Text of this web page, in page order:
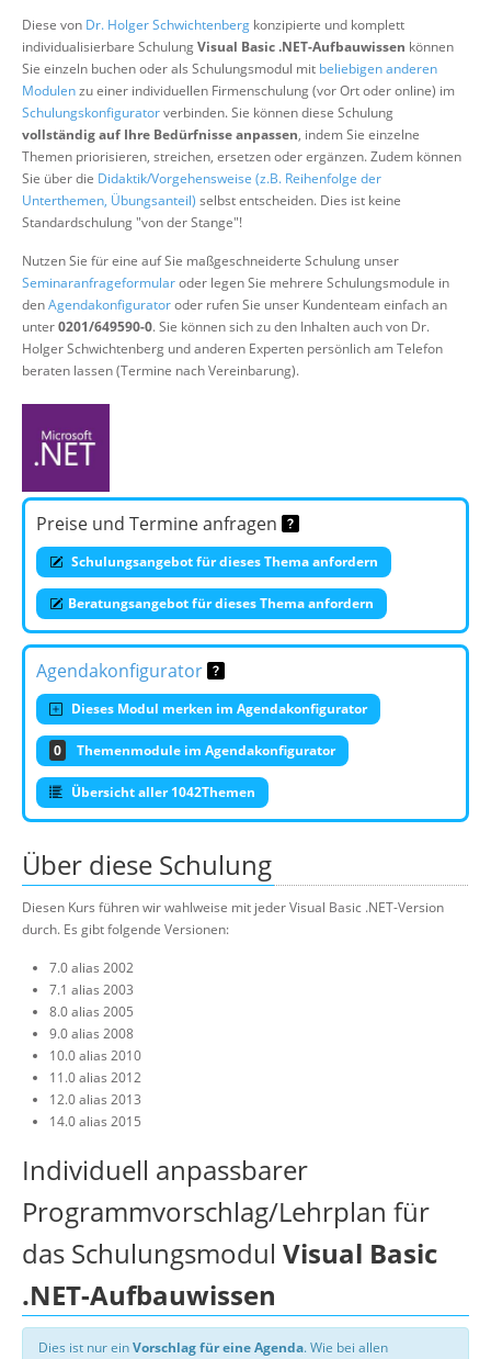
Suche
Diese von Dr. Holger Schwichtenberg konzipierte und komplett
individualisierbare SchulungVisual Basic .NET-Aufbauwissen können
Sie einzeln buchen oder als Schulungsmodul mit beliebigen anderen
Modulenzu einer individuellen Firmenschulung (vor Ort oder online) im
Schulungskonfiguratorverbinden. Sie können diese Schulung
vollständig auf Ihre Bedürfnisse anpassen, indem Sie einzelne
Themen priorisieren, streichen, ersetzen oder ergänzen. Zudem können
Sie über die Didaktik/Vorgehensweise (z.B. Reihenfolge der
Unterthemen, Übungsanteil) selbst entscheiden. Dies ist keine
Standardschulung "von der Stange"!
Nutzen Sie für eine auf Sie maßgeschneiderte Schulung unser
Seminaranfrageformularoder legen Sie mehrere Schulungsmodule in
denAgendakonfiguratoroder rufen Sie unser Kundenteam einfach an
unter0201/649590-0. Sie können sich zu den Inhalten auch von Dr.
Holger Schwichtenberg und anderen Experten persönlich am Telefon
beraten lassen (Termine nach Vereinbarung).
Preise und Termine anfragen
Schulungsangebot für dieses Thema anfordern
Beratungsangebot für dieses Thema anfordern
Agendakonfigurator
Dieses Modul merken im Agendakonfigurator
0 Themenmodule im Agendakonfigurator
Übersicht aller 1042Themen
Über diese Schulung
Diesen Kurs führen wir wahlweise mit jeder Visual Basic .NET-Version
durch. Es gibt folgende Versionen:
7.0 alias 2002
7.1 alias 2003
8.0 alias 2005
9.0 alias 2008
10.0 alias 2010
11.0 alias 2012
12.0 alias 2013
14.0 alias 2015
Individuell anpassbarer
Programmvorschlag/Lehrplan für
das Schulungsmodul Visual Basic
.NET-Aufbauwissen
Dies ist nur einVorschlag für eine Agenda. Wie bei allen